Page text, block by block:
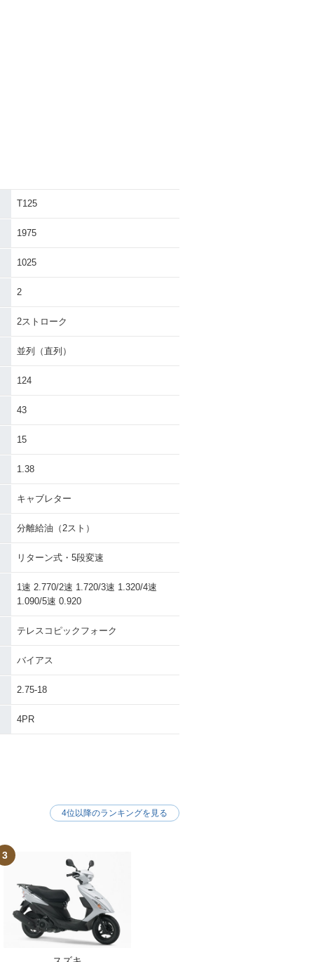
T125
1975
1025
2
2ストローク
並列（直列）
124
43
15
1.38
キャブレター
分離給油（2スト）
リターン式・5段変速
1速 2.770/2速 1.720/3速 1.320/4速
1.090/5速 0.920
テレスコピックフォーク
バイアス
2.75-18
4PR
3
4位以降のランキングを見る